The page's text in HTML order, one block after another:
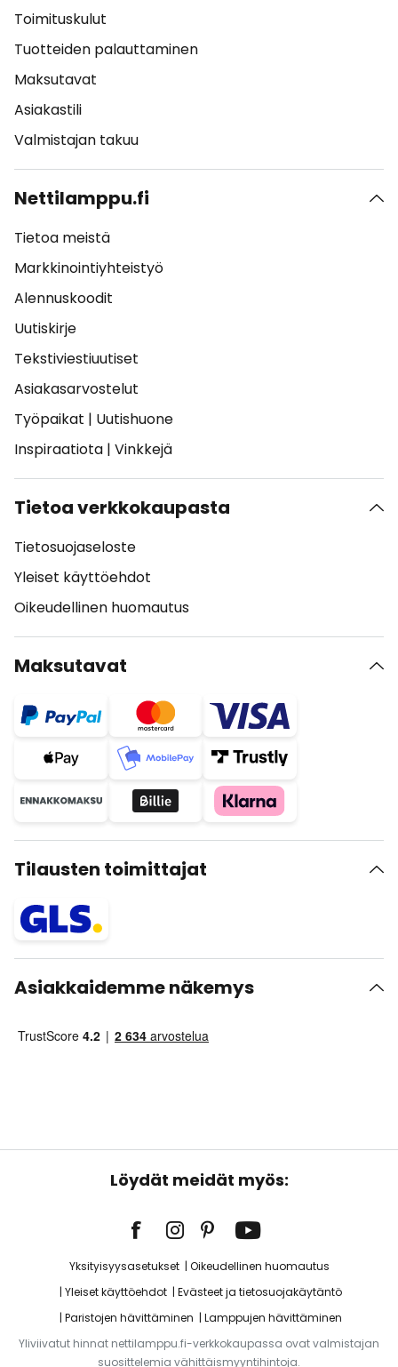
Toimituskulut
Tuotteiden palauttaminen
Maksutavat
Asiakastili
Valmistajan takuu
Nettilamppu.fi
Tietoa meistä
Markkinointiyhteistyö
Alennuskoodit
Uutiskirje
Tekstiviestiuutiset
Asiakasarvostelut
Työpaikat | Uutishuone
Inspiraatiota | Vinkkejä
Tietoa verkkokaupasta
Tietosuojaseloste
Yleiset käyttöehdot
Oikeudellinen huomautus
Maksutavat
Tilausten toimittajat
Asiakkaidemme näkemys
Löydät meidät myös:
Yksityisyysasetukset
Oikeudellinen huomautus
Yleiset käyttöehdot
Evästeet ja tietosuojakäytäntö
Paristojen hävittäminen
Lamppujen hävittäminen
Yliviivatut hinnat nettilamppu.fi-verkkokaupassa ovat valmistajan
suosittelemia vähittäismyyntihintoja.